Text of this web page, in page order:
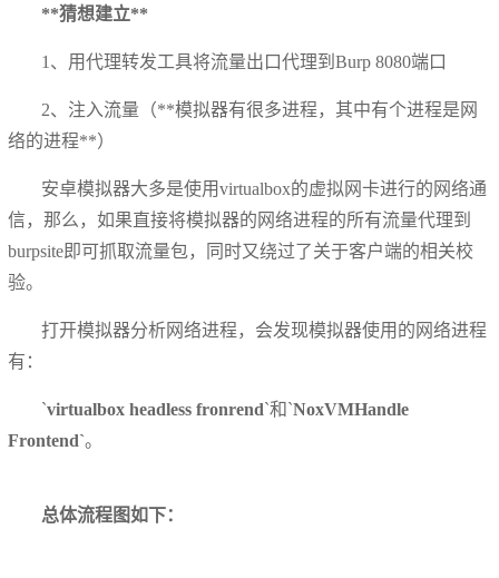
**猜想建立**
1、用代理转发工具将流量出口代理到Burp 8080端口
2、注入流量（**模拟器有很多进程，其中有个进程是网
络的进程**）
安卓模拟器大多是使用virtualbox的虚拟网卡进行的网络通
信，那么，如果直接将模拟器的网络进程的所有流量代理到
burpsite即可抓取流量包，同时又绕过了关于客户端的相关校
验。
打开模拟器分析网络进程，会发现模拟器使用的网络进程
有：
`virtualbox headless fronrend`和`NoxVMHandle
Frontend`。
总体流程图如下：